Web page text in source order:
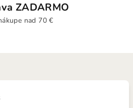
ZADARMO
nad 70 €